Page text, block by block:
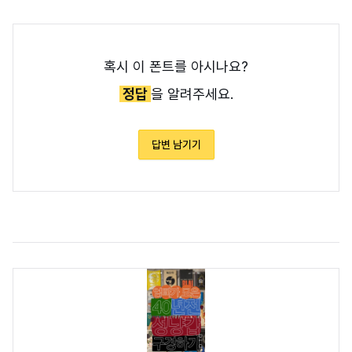
혹시 이 폰트를 아시나요?
정답을 알려주세요.
답변 남기기